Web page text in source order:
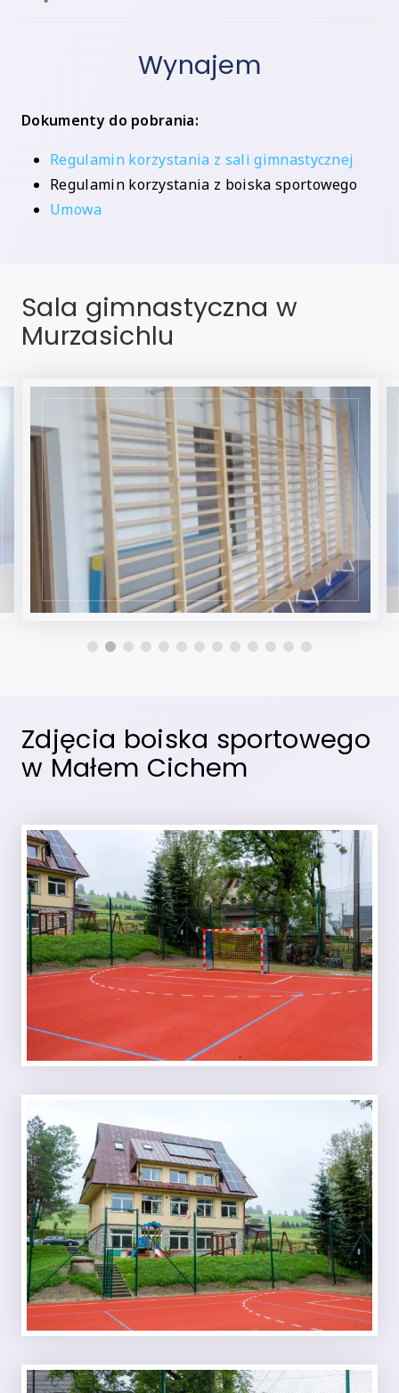
Wynajem
Dokumenty do pobrania:
Regulamin korzystania z sali gimnastycznej
Regulamin korzystania z boiska sportowego
Umowa
Sala gimnastyczna w
Murzasichlu
Zdjęcia boiska sportowego
w Małem Cichem